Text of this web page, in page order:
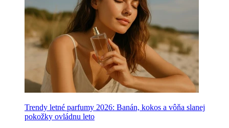
Trendy letné parfumy 2026: Banán, kokos a vôňa slanej
pokožky ovládnu leto